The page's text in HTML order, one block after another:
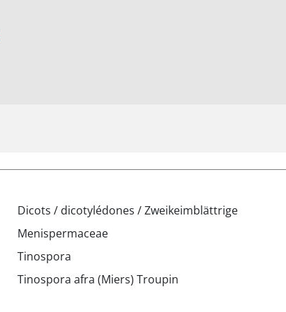
Dicots / dicotylédones / Zweikeimblättrige
Menispermaceae
Tinospora
Tinospora afra (Miers) Troupin